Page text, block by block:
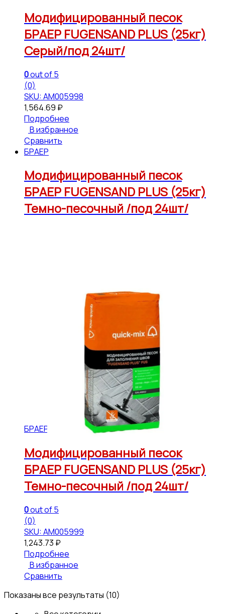
Модифицированный песок
БРАЕР FUGENSAND PLUS (25кг)
Серый/под 24шт/
0out of 5
(0)
SKU: АМ005998
1,564.69 ₽
Подробнее
В избранное
Сравнить
БРАЕР
Модифицированный песок
БРАЕР FUGENSAND PLUS (25кг)
Темно-песочный /под 24шт/
БРАЕР
Модифицированный песок
БРАЕР FUGENSAND PLUS (25кг)
Темно-песочный /под 24шт/
0out of 5
(0)
SKU: АМ005999
1,243.73 ₽
Подробнее
В избранное
Сравнить
Показаны все результаты (10)